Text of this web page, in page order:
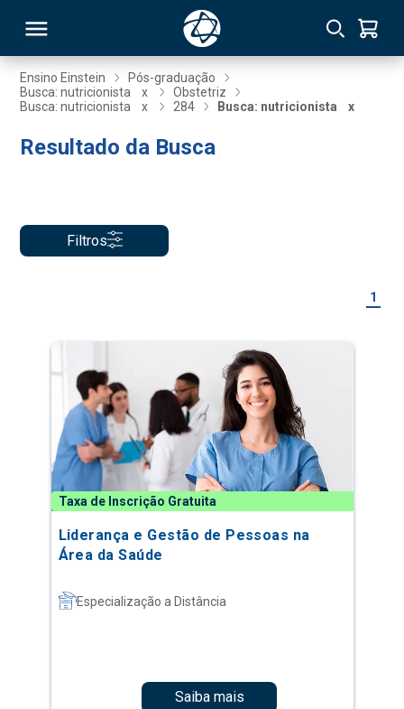
Ensino Einstein
Pós-graduação
Busca: nutricionista
x
Obstetriz
Busca: nutricionista
x 284 Busca: nutricionista x
Resultado da Busca
Filtros
1
Taxa de Inscrição Gratuita
Liderança e Gestão de Pessoas na
Área da Saúde
Especialização a Distância
Saiba mais